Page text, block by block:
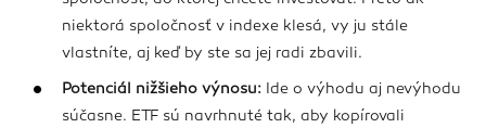
niektorá spoločnosť v indexe klesá, vy ju stále
vlastníte, aj keď by ste sa jej radi zbavili.
Potenciál nižšieho výnosu: Ide o výhodu aj nevýhodu
súčasne. ETF sú navrhnuté tak, aby kopírovali